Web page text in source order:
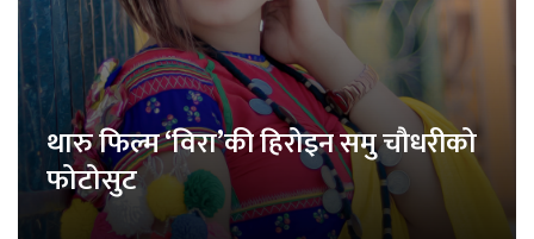
थारु फिल्म ‘विरा’की हिरोइन समु चौधरीको
फोटोसुट